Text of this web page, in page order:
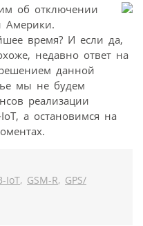
об отключении
Америки.
время? И если да,
недавно ответ на
данной
мы не будем
реализации
а остановимся на
IoT, GSM-R, GPS/